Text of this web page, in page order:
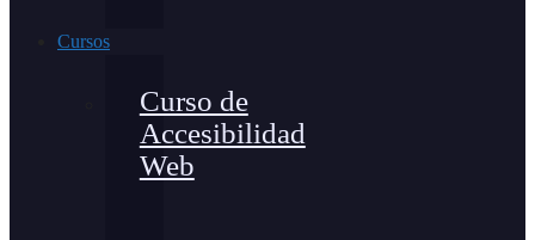
Cursos
Curso de
Accesibilidad
Web